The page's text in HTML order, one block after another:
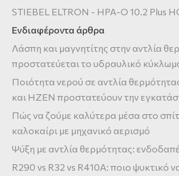
STIEBEL ELTRON - HPA-O 10.2 Plus
Ενδιαφέροντα άρθρα
Λάσπη και μαγνητίτης στην αντλία
προστατεύεται το υδραυλικό
Ποιότητα νερού σε αντλία
και HZEN προστατεύουν την
Πώς να ζούμε καλύτερα μέσα στο
καλοκαίρι με μηχανικό αερισμό
Ψύξη με αντλία θερμότητας:
R290 vs R32 vs R410A: ποιο ψυκτικό